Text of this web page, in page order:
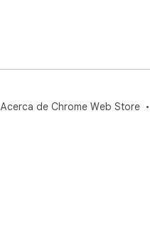
Acerca de Chrome Web Store